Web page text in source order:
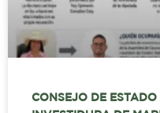
CONSEJO DE ESTADO